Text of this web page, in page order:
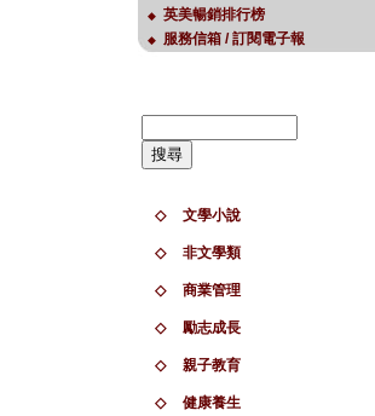
◆ 英美暢銷排行榜
◆ 服務信箱 / 訂閱電子報
◇ 文學小說
◇ 非文學類
◇ 商業管理
◇ 勵志成長
◇ 親子教育
◇ 健康養生